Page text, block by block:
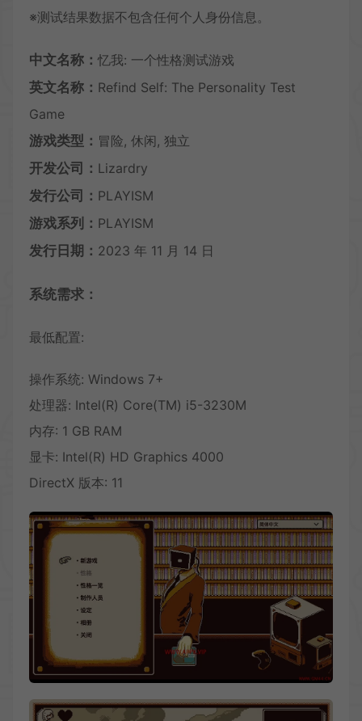
※测试结果数据不包含任何个人身份信息。
中文名称： 忆我: 一个性格测试游戏
英文名称： Refind Self: The Personality Test
Game
游戏类型： 冒险, 休闲, 独立
开发公司： Lizardry
发行公司： PLAYISM
游戏系列： PLAYISM
发行日期： 2023 年 11 月 14 日
系统需求：
最低配置:
操作系统: Windows 7+
处理器: Intel(R) Core(TM) i5-3230M
内存: 1 GB RAM
显卡: Intel(R) HD Graphics 4000
DirectX 版本: 11